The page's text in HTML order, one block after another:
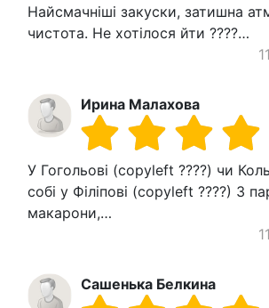
Найсмачніші закуски, затишна
чистота. Не хотілося йти ????…
Ирина Малахова
У Гогольові (copyleft ????) чи
собі у Філіпові (copyleft ????) З
макарони,…
Сашенька Белкина